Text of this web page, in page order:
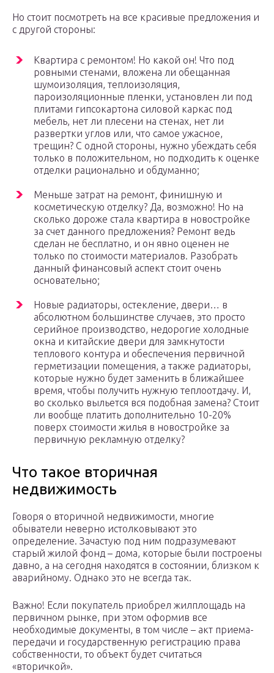
Но стоит посмотреть на все красивые предложения и
с другой стороны:
Квартира с ремонтом! Но какой он! Что под
ровными стенами, вложена ли обещанная
шумоизоляция, теплоизоляция,
пароизоляционные пленки, установлен ли под
плитами гипсокартона силовой каркас под
мебель, нет ли плесени на стенах, нет ли
развертки углов или, что самое ужасное,
трещин? С одной стороны, нужно убеждать себя
только в положительном, но подходить к оценке
отделки рационально и обдуманно;
Меньше затрат на ремонт, финишную и
косметическую отделку? Да, возможно! Но на
сколько дороже стала квартира в новостройке
за счет данного предложения? Ремонт ведь
сделан не бесплатно, и он явно оценен не
только по стоимости материалов. Разобрать
данный финансовый аспект стоит очень
основательно;
Новые радиаторы, остекление, двери… в
абсолютном большинстве случаев, это просто
серийное производство, недорогие холодные
окна и китайские двери для замкнутости
теплового контура и обеспечения первичной
герметизации помещения, а также радиаторы,
которые нужно будет заменить в ближайшее
время, чтобы получить нужную теплоотдачу. И,
во сколько выльется вся подобная замена? Стоит
ли вообще платить дополнительно 10-20%
поверх стоимости жилья в новостройке за
первичную рекламную отделку?
Что такое вторичная
недвижимость
Говоря о вторичной недвижимости, многие
обыватели неверно истолковывают это
определение. Зачастую под ним подразумевают
старый жилой фонд – дома, которые были построены
давно, а на сегодня находятся в состоянии, близком к
аварийному. Однако это не всегда так.
Важно! Если покупатель приобрел жилплощадь на
первичном рынке, при этом оформив все
необходимые документы, в том числе – акт приема-
передачи и государственную регистрацию права
собственности, то объект будет считаться
«вторичкой».